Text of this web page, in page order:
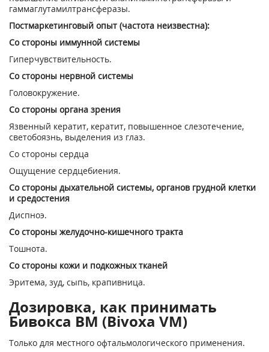
гаммаглутамилтрансферазы.
Постмаркетинговый опыт (частота неизвестна):
Со стороны иммунной системы
Гиперчувствительность.
Со стороны нервной системы
Головокружение.
Со стороны органа зрения
Язвенный кератит, кератит, повышенное слезотечение,
светобоязнь, выделения из глаз.
Со стороны сердца
Ощущение сердцебиения.
Со стороны дыхательной системы, органов грудной клетки
и средостения
Диспноэ.
Со стороны желудочно-кишечного тракта
Тошнота.
Со стороны кожи и подкожных тканей
Эритема, зуд, сыпь, крапивница.
Дозировка, как принимать
Бивокса ВМ (Bivoxa VM)
Только для местного офтальмологического применения.